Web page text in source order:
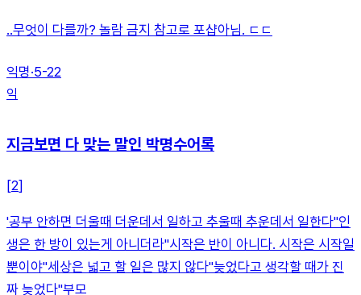
..무엇이 다를까? 놀람 금지 참고로 포샵아님. ㄷㄷ
익명·5-22
익
지금보면 다 맞는 말인 박명수어록
[2]
'공부 안하면 더울때 더운데서 일하고 추울때 추운데서 일한다''인
생은 한 방이 있는게 아니더라''시작은 반이 아니다. 시작은 시작일
뿐이야''세상은 넓고 할 일은 많지 않다''늦었다고 생각할 때가 진
짜 늦었다''부모